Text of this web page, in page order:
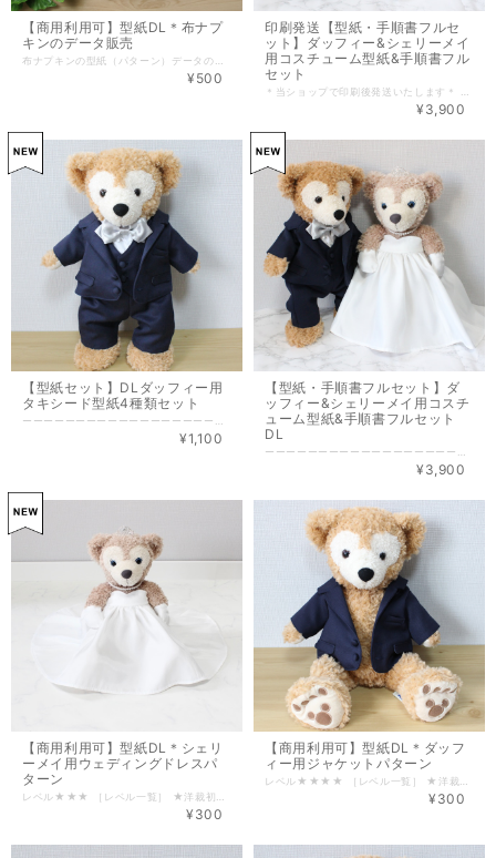
【商用利用可】型紙DL＊布ナプ
キンのデータ販売
¥500
印刷発送【型紙・手順書フルセ
ット】ダッフィー&シェリーメイ
用コスチューム型紙&手順書フル
セット
¥3,900
【型紙セット】DLダッフィー用
タキシード型紙4種類セット
¥1,100
【型紙・手順書フルセット】ダ
ッフィー&シェリーメイ用コスチ
ューム型紙&手順書フルセット
DL
¥3,900
【商用利用可】型紙DL＊シェリ
ーメイ用ウェディングドレスパ
ターン
¥300
【商用利用可】型紙DL＊ダッフ
ィー用ジャケットパターン
¥300